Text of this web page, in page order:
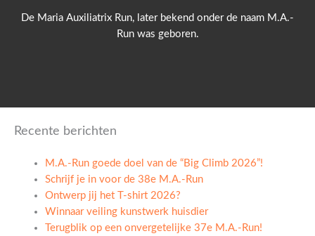
De Maria Auxiliatrix Run, later bekend onder de naam M.A.-
Run was geboren.
Recente berichten
M.A.-Run goede doel van de “Big Climb 2026”!
Schrijf je in voor de 38e M.A.-Run
Ontwerp jij het T-shirt 2026?
Winnaar veiling kunstwerk huisdier
Terugblik op een onvergetelijke 37e M.A.-Run!